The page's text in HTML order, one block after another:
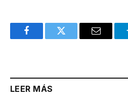
FacebookTwitter Email
LEER MÁS